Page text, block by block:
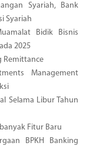
Syariah, Bank
Syariah
Bidik Bisnis
2025
Remittance
Management
Selama Libur Tahun
Fitur Baru
BPKH Banking